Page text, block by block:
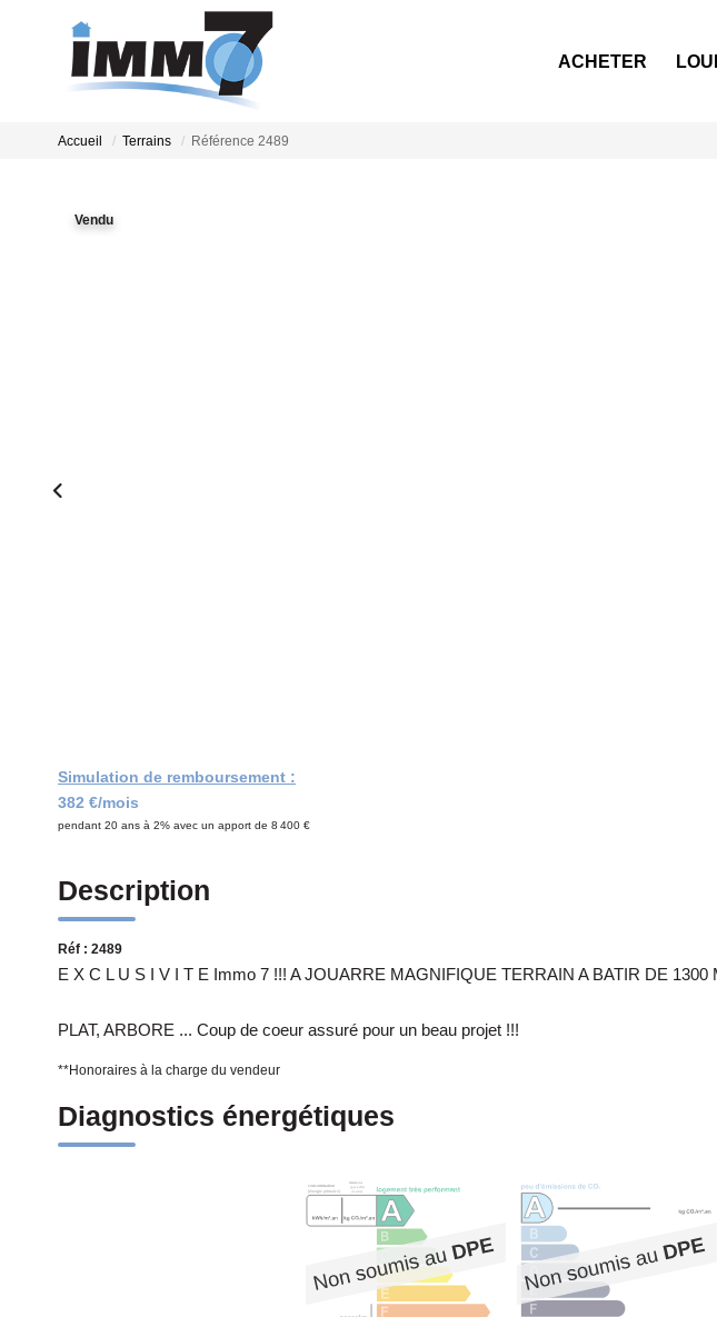
ACHETER
Accueil Terrains Référence 2489
Vendu
Simulation de remboursement :
382 €/mois
pendant 20 ans à 2% avec un apport de 8 400 €
Description
Réf : 2489
E X C L U S I V I T E Immo 7 !!! A JOUARRE MAGNIFIQUE TERRAIN A BATIR DE 1300
PLAT, ARBORE ... Coup de coeur assuré pour un beau projet !!!
**Honoraires à la charge du vendeur
Diagnostics énergétiques